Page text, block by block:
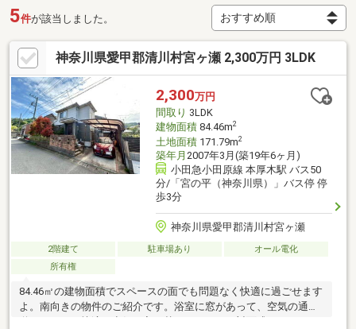
5件が該当しました。
神奈川県愛甲郡清川村宮ヶ瀬 2,300万円 3LDK
2,300万円
間取り 3LDK
建物面積84.46m2
土地面積171.79m2
築年月 2007年3月(築19年6ヶ月)
小田急小田原線 本厚木駅 バス50
分/「宮の平（神奈川県）」バス停 停
歩3分
神奈川県愛甲郡清川村宮ヶ瀬
2階建て 駐車場あり
オール電化
所有権
84.46㎡の建物面積でスペースの面でも問題なく快適に過ごせます
よ。南向きの物件のご紹介です。浴室に窓があって、空気の通り